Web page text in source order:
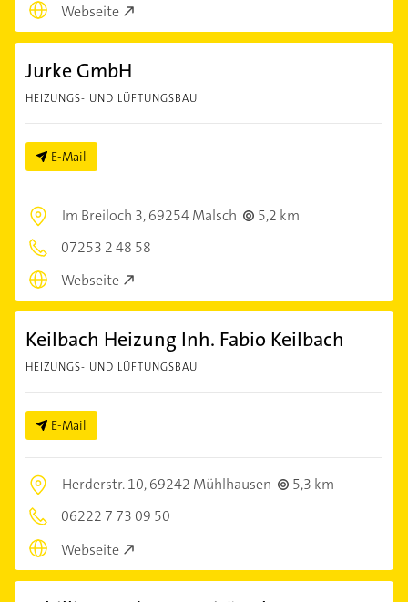
Webseite
Jurke GmbH
HEIZUNGS- UND LÜFTUNGSBAU
E-Mail
Im Breiloch 3,69254 Malsch
5,2 km
07253 2 48 58
Webseite
Keilbach Heizung Inh. Fabio Keilbach
HEIZUNGS- UND LÜFTUNGSBAU
E-Mail
Herderstr. 10,69242 Mühlhausen
5,3 km
06222 7 73 09 50
Webseite